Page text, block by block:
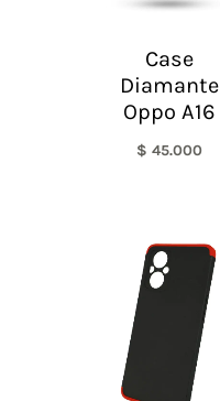
Case
Diamante
Oppo A16
$ 45.000